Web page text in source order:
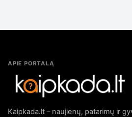
APIE PORTALĄ
Kaipkada.lt – naujienų, patarimų ir